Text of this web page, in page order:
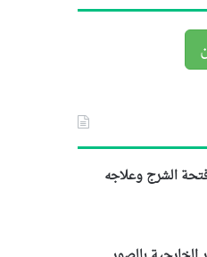
الشرج وعلاجه